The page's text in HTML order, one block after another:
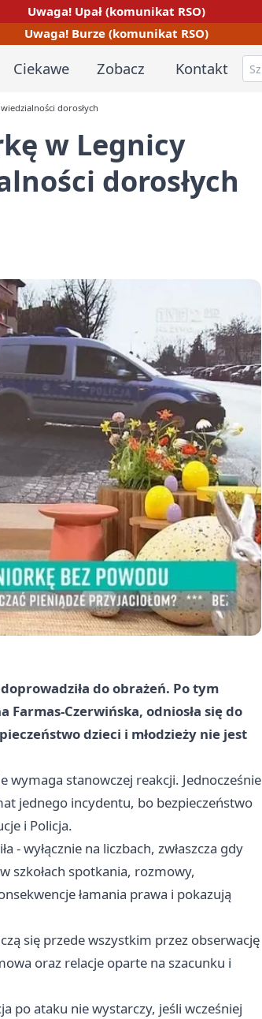
Uwaga! Upał (komunikat RSO)
Uwaga! Burze (komunikat RSO)
Ciekawe Zobacz Kontakt
dorosłych
w Legnicy
dorosłych
do obrażeń. Po tym
Czerwińska, odniosła się do
dzieci i młodzieży nie jest
wymaga stanowczej reakcji. Jednocześnie
jednego incydentu, bo bezpieczeństwo
i Policja.
- wyłącznie na liczbach, zwłaszcza gdy
szkołach spotkania, rozmowy,
łamania prawa i pokazują
się przede wszystkim przez obserwację
oraz relacje oparte na szacunku i
po ataku nie wystarczy, jeśli wcześniej